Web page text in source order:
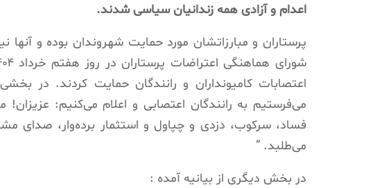
اعدام و آزادی همه زندانیان سیاسی شدند.
پرستاران و مبارزاتشان مورد حمایت شهروندان بوده و آنها
اعتصابات کامیونداران و رانندگان حمایت کردند. در
می‌فرستیم به رانندگان اعتصابی و اعلام می‌کنیم: عزیزان!
فساد، سرکوب، دزدی و چپاول و استثمار برده‌وار، صدای
می‌طلبد. ”
در بخش دیگری از بیانیه آمده :